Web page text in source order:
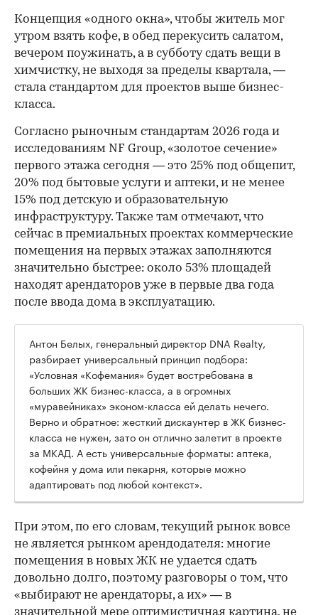
Концепция «одного окна», чтобы житель мог
утром взять кофе, в обед перекусить салатом,
вечером поужинать, а в субботу сдать вещи в
химчистку, не выходя за пределы квартала, —
стала стандартом для проектов выше бизнес-
класса.
Согласно рыночным стандартам 2026 года и
исследованиям NF Group, «золотое сечение»
первого этажа сегодня — это 25% под общепит,
20% под бытовые услуги и аптеки, и не менее
15% под детскую и образовательную
инфраструктуру. Также там отмечают, что
сейчас в премиальных проектах коммерческие
помещения на первых этажах заполняются
значительно быстрее: около 53% площадей
находят арендаторов уже в первые два года
после ввода дома в эксплуатацию.
Антон Белых, генеральный директор DNA Realty,
разбирает универсальный принцип подбора:
«Условная «Кофемания» будет востребована в
больших ЖК бизнес-класса, а в огромных
«муравейниках» эконом-класса ей делать нечего.
Верно и обратное: жесткий дискаунтер в ЖК бизнес-
класса не нужен, зато он отлично залетит в проекте
за МКАД. А есть универсальные форматы: аптека,
кофейня у дома или пекарня, которые можно
адаптировать под любой контекст».
При этом, по его словам, текущий рынок вовсе
не является рынком арендодателя: многие
помещения в новых ЖК не удается сдать
довольно долго, поэтому разговоры о том, что
«выбирают не арендаторы, а их» — в